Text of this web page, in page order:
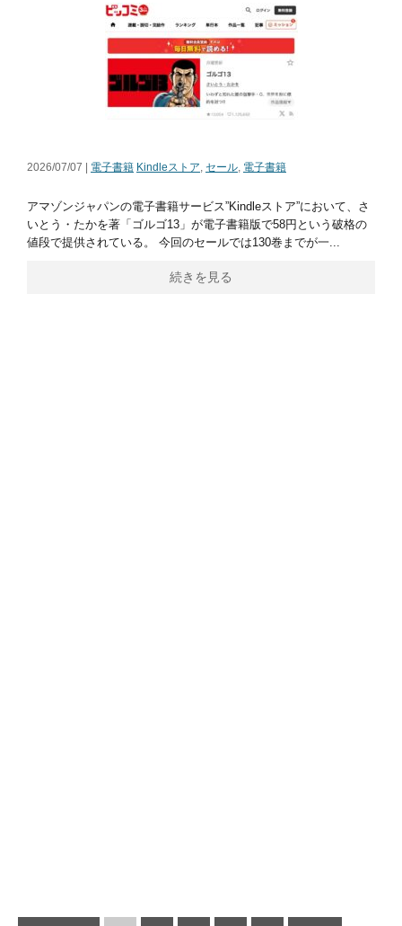
2026/07/07 | 電子書籍 Kindleストア, セール, 電子書籍
アマゾンジャパンの電子書籍サービス”Kindleストア”において、さ
いとう・たかを著「ゴルゴ13」が電子書籍版で58円という破格の
値段で提供されている。 今回のセールでは130巻までが一...
続きを見る